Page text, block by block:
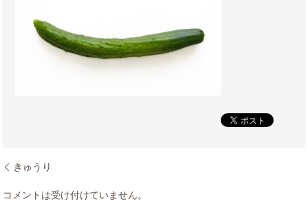
きゅうり
コメントは受け付けていません。